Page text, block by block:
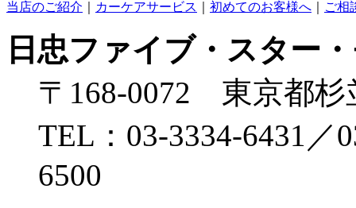
当店のご紹介 カーケアサービス 初めてのお客様へ ご相
日忠ファイブ・スター
〒168-0072 東京都杉
TEL：03-3334-6431
6500